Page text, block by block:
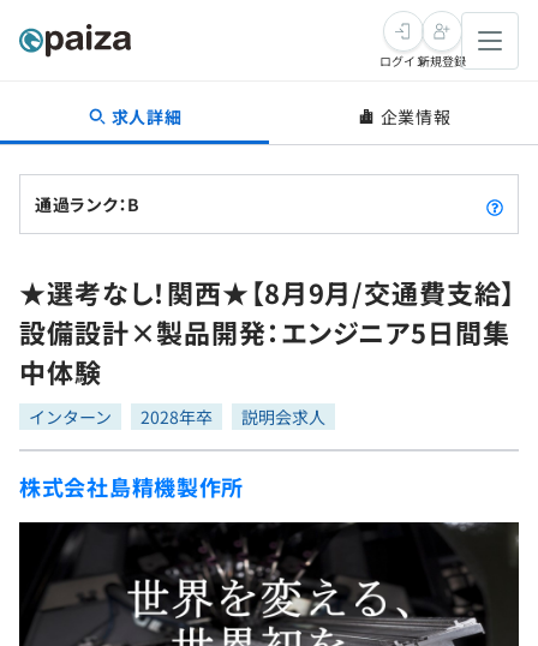
転職・キャリア
転職成功ガイド
転職エージェント
インタビュー
転職成功ガイド
新卒就活
求人検索
本選考
インターン
新卒エージェント
イベント・セミナー
インタビュー
学習
問題集
4択課題
ナレッジ
リファレンス
プログラミング言語
評価結果一覧
再チャレンジ結果一覧
ゲーム・マンガ
Tech Team Journal
paiza times
paizaとは？
ログイン新規登録
求人詳細 企業情報
通過ランク：B
★選考なし！関西★【8月9月/交通費支給】
設備設計×製品開発：エンジニア5日間集
中体験
インターン 2028年卒 説明会求人
株式会社島精機製作所